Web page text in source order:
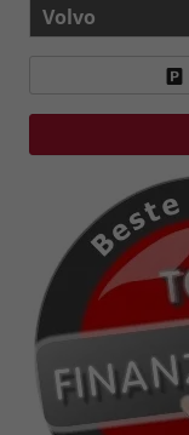
Volvo